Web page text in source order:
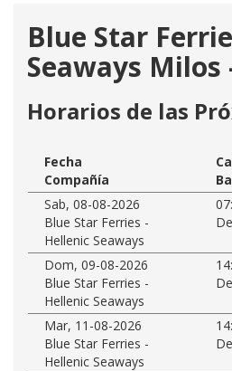
Blue Star
Seaways Milos
Horarios de las
Fecha
Compañía
Sab, 08-08-2026
Blue Star Ferries -
Hellenic Seaways
Dom, 09-08-2026
Blue Star Ferries -
Hellenic Seaways
Mar, 11-08-2026
Blue Star Ferries -
Hellenic Seaways